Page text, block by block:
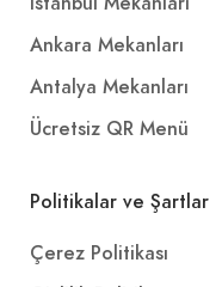
Ankara Mekanları
Antalya Mekanları
Ücretsiz QR Menü
Politikalar ve Şartlar
Çerez Politikası